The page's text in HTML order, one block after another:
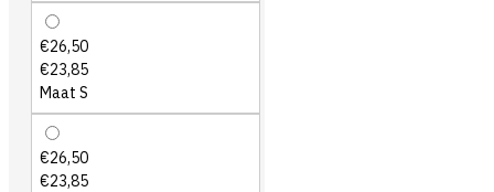
€26,50
€23,85
Maat S
€26,50
€23,85